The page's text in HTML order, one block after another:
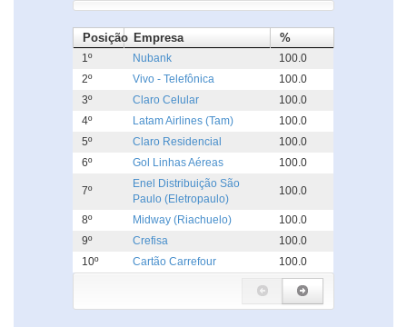
Posição Empresa %
1º Nubank
100.0
2º
Vivo - Telefônica
100.0
3º
Claro Celular
100.0
4º
Latam Airlines (Tam)
100.0
5º
Claro Residencial
100.0
6º
Gol Linhas Aéreas 100.0
7º
Enel Distribuição São
Paulo (Eletropaulo)
100.0
8º Midway (Riachuelo)
100.0
9º
Crefisa
100.0
10º
Cartão Carrefour 100.0